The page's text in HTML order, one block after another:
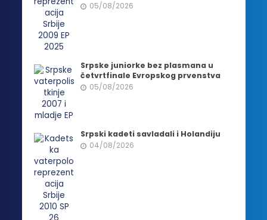
05/08/2026
Srpske juniorke bez plasmana u
četvrtfinale Evropskog prvenstva
05/08/2026
Srpski kadeti savladali i Holandiju
04/08/2026